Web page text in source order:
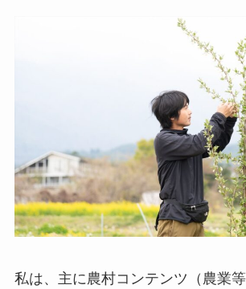
私は、主に農村コンテンツ（農業